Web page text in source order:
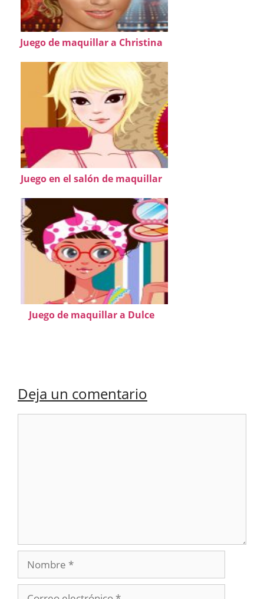
Juego de maquillar a Christina
Juego en el salón de maquillar
Juego de maquillar a Dulce
Deja un comentario
Nombre